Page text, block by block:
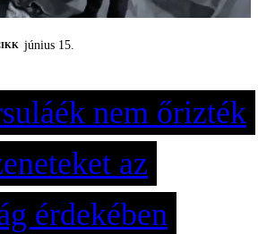
június 15.
nem őrizték
az
érdekében